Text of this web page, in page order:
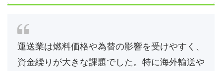
運送業は燃料価格や為替の影響を受けやすく、
資金繰りが大きな課題でした。特に海外輸送や